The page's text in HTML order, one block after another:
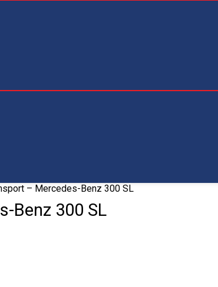
– Mercedes-Benz 300 SL
Benz 300 SL